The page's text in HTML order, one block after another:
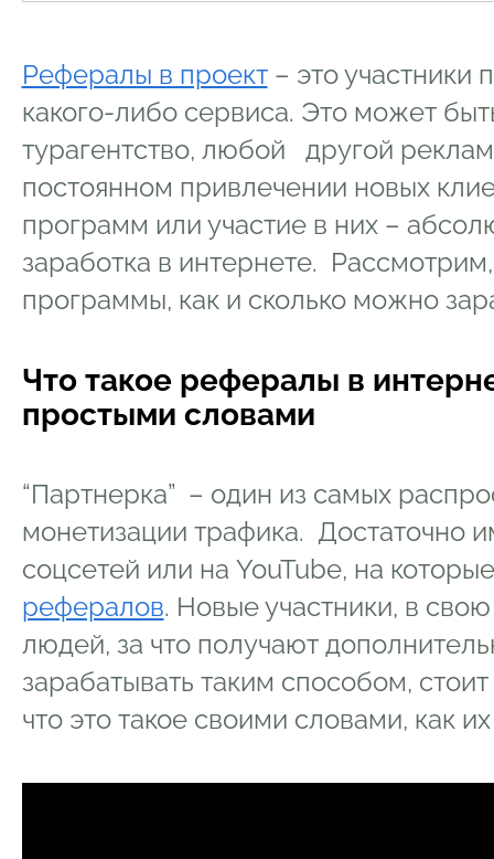
Рефералы в проект – это участники
какого-либо сервиса. Это может
турагентство, любой другой
постоянном привлечении новых
программ или участие в них –
заработка в интернете.
программы, как и сколько можно
Что такое рефералы в
простыми словами
“Партнерка” – один из самых
монетизации трафика. Достаточно
соцсетей или на YouTube, на
рефералов. Новые участники, в
людей, за что получают
зарабатывать таким способом,
что это такое своими словами, как